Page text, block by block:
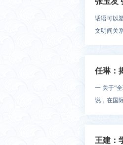
话语可以
文明间关
任琳：
一 关于“
说，在国
王建：